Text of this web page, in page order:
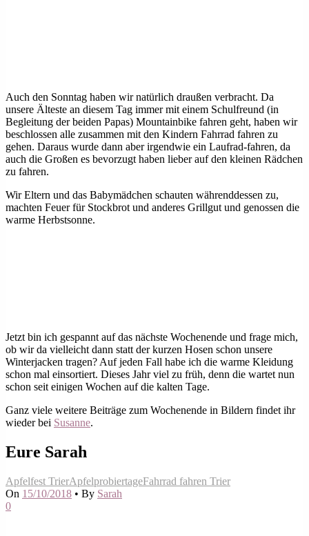
Auch den Sonntag haben wir natürlich draußen verbracht. Da
unsere Älteste an diesem Tag immer mit einem Schulfreund (in
Begleitung der beiden Papas) Mountainbike fahren geht, haben wir
beschlossen alle zusammen mit den Kindern Fahrrad fahren zu
gehen. Daraus wurde dann aber irgendwie ein Laufrad-fahren, da
auch die Großen es bevorzugt haben lieber auf den kleinen Rädchen
zu fahren.
Wir Eltern und das Babymädchen schauten währenddessen zu,
machten Feuer für Stockbrot und anderes Grillgut und genossen die
warme Herbstsonne.
Jetzt bin ich gespannt auf das nächste Wochenende und frage mich,
ob wir da vielleicht dann statt der kurzen Hosen schon unsere
Winterjacken tragen? Auf jeden Fall habe ich die warme Kleidung
schon mal einsortiert. Dieses Jahr viel zu früh, denn die wartet nun
schon seit einigen Wochen auf die kalten Tage.
Ganz viele weitere Beiträge zum Wochenende in Bildern findet ihr
wieder bei Susanne.
Eure Sarah
Apfelfest TrierApfelprobiertageFahrrad fahren Trier
On 15/10/2018 • By Sarah
0